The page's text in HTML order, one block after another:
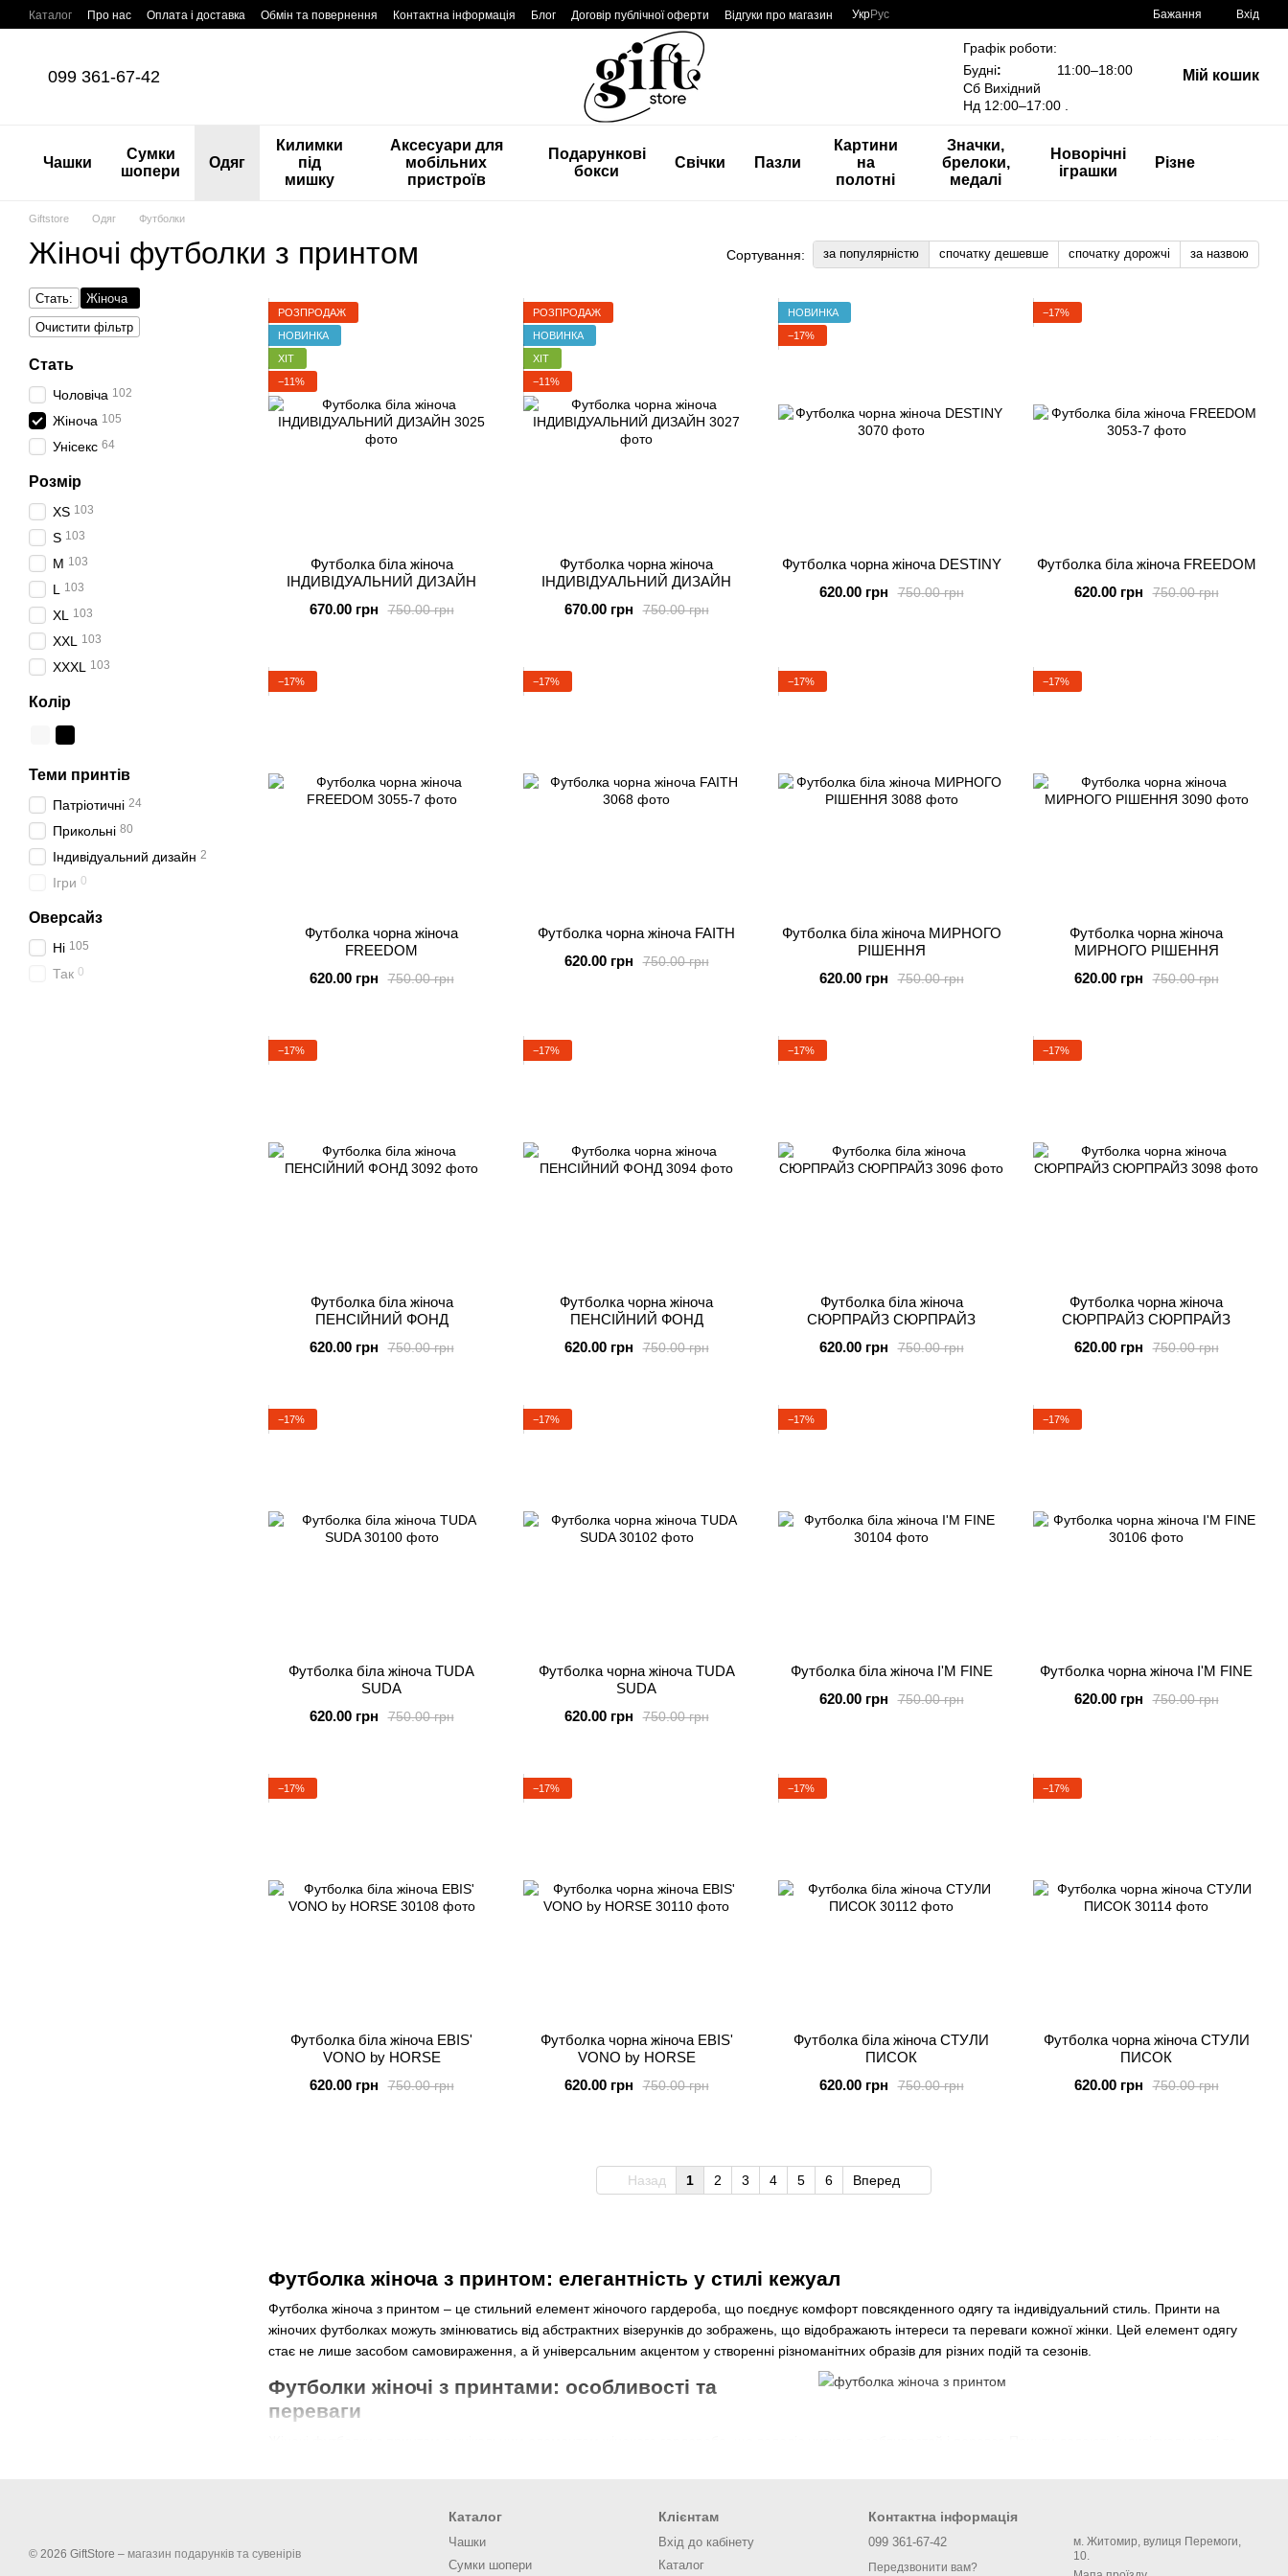
Перейти до основного контенту
Каталог Про нас Оплата і доставка Обмін та повернення Контактна інформація Блог Договір публічної оферти Відгуки про магазин УкрРус Бажання Вхід
099 361-67-42
Графік роботи:
Будні:
11:00–18:00
Сб Вихідний
Нд 12:00–17:00 .
Мій кошик
Чашки
Сумки
шопери
Одяг
Килимки
під
мишку
Аксесуари для
мобільних
пристроїв
Подарункові
бокси
Свічки Пазли
Картини
на
полотні
Значки,
брелоки,
медалі
Новорічні
іграшки
Різне
Giftstore Одяг Футболки
Жіночі футболки з принтом Сортування: за популярністю спочатку дешевше спочатку дорожчі за назвою
Футболка жіноча з принтом: елегантність у стилі кежуал
Футболка жіноча з принтом – це стильний елемент жіночого гардероба, що поєднує комфорт повсякденного одягу та індивідуальний стиль. Принти на
жіночих футболках можуть змінюватись від абстрактних візерунків до зображень, що відображають інтереси та переваги кожної жінки. Цей елемент одягу
стає не лише засобом самовираження, а й універсальним акцентом у створенні різноманітних образів для різних подій та сезонів.
Футболки жіночі з принтами: особливості та
переваги
Це універсальний предмет гардероба. Футболки з принтами легко поєднуються з різним нижнім одягом, чи це джинси, спідниці або шорти, надаючи
можливість створювати різноманітні образи. Футболка з принтом може бути основним елементом в образі, роблячи його незабутнім і підкреслюючи стиль у
РОЗПРОДАЖ
НОВИНКА
ХІТ
−11%
Футболка біла жіноча
ІНДИВІДУАЛЬНИЙ ДИЗАЙН
750.00 грн
670.00 грн
РОЗПРОДАЖ
НОВИНКА
ХІТ
−11%
Футболка чорна жіноча
ІНДИВІДУАЛЬНИЙ ДИЗАЙН
750.00 грн
670.00 грн
НОВИНКА
−17%
Футболка чорна жіноча DESTINY
750.00 грн
620.00 грн
−17%
Футболка біла жіноча FREEDOM
750.00 грн
620.00 грн
−17%
Футболка чорна жіноча
FREEDOM
750.00 грн
620.00 грн
−17%
Футболка чорна жіноча FAITH
750.00 грн
620.00 грн
−17%
Футболка біла жіноча МИРНОГО
РІШЕННЯ
750.00 грн
620.00 грн
−17%
Футболка чорна жіноча
МИРНОГО РІШЕННЯ
750.00 грн
620.00 грн
−17%
Футболка біла жіноча
ПЕНСІЙНИЙ ФОНД
750.00 грн
620.00 грн
−17%
Футболка чорна жіноча
ПЕНСІЙНИЙ ФОНД
750.00 грн
620.00 грн
−17%
Футболка біла жіноча
СЮРПРАЙЗ СЮРПРАЙЗ
750.00 грн
620.00 грн
−17%
Футболка чорна жіноча
СЮРПРАЙЗ СЮРПРАЙЗ
750.00 грн
620.00 грн
−17%
Футболка біла жіноча TUDA
SUDA
750.00 грн
620.00 грн
−17%
Футболка чорна жіноча TUDA
SUDA
750.00 грн
620.00 грн
−17%
Футболка біла жіноча I'M FINE
750.00 грн
620.00 грн
−17%
Футболка чорна жіноча I'M FINE
750.00 грн
620.00 грн
−17%
Футболка біла жіноча EBIS'
VONO by HORSE
750.00 грн
620.00 грн
−17%
Футболка чорна жіноча EBIS'
VONO by HORSE
750.00 грн
620.00 грн
−17%
Футболка біла жіноча СТУЛИ
ПИСОК
750.00 грн
620.00 грн
−17%
Футболка чорна жіноча СТУЛИ
ПИСОК
750.00 грн
620.00 грн
Назад 1 2 3 4 5 6 Вперед
Стать:
Жіноча
Очистити фільтр
Стать
Чоловіча 102
Жіноча 105
Унісекс 64
Розмір
XS 103
S 103
M 103
L 103
XL 103
XXL 103
XXXL 103
Колір
Теми принтів
Патріотичні 24
Прикольні 80
Індивідуальний дизайн 2
Ігри 0
Оверсайз
Ні 105
Так 0
© 2026 GiftStore – магазин подарунків та сувенірів
Каталог
Чашки
Сумки шопери
Клієнтам
Вхід до кабінету
Каталог
Контактна інформація
099 361-67-42
Передзвонити вам?
м. Житомир, вулиця Перемоги,
10.